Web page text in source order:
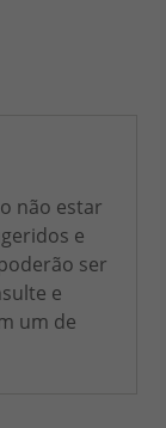
não estar
e
ser
e
um de